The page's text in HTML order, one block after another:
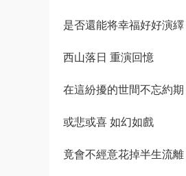
是否還能将幸福好好演繹
西山落日 重演回憶
在這紛擾的世間不忘約期
或悲或喜 如幻如戲
竟會不經意花掉半生流離